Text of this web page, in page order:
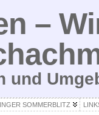
–
und
SOMMERBLITZ